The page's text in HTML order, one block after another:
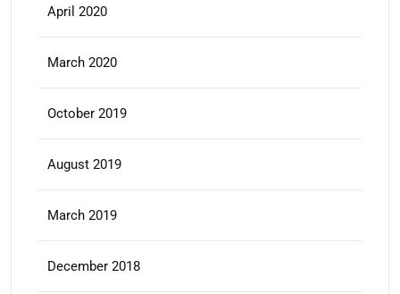
April 2020
March 2020
October 2019
August 2019
March 2019
December 2018